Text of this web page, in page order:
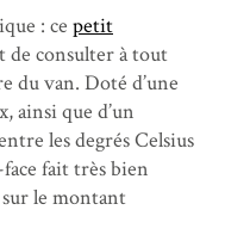
: ce petit
de consulter à tout
du van. Doté d’une
ainsi que d’un
les degrés Celsius
fait très bien
le montant